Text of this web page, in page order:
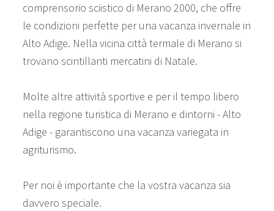
comprensorio sciistico di Merano 2000, che offre
le condizioni perfette per una vacanza invernale in
Alto Adige. Nella vicina città termale di Merano si
trovano scintillanti mercatini di Natale.
Molte altre attività sportive e per il tempo libero
nella regione turistica di Merano e dintorni - Alto
Adige - garantiscono una vacanza variegata in
agriturismo.
Per noi è importante che la vostra vacanza sia
davvero speciale.